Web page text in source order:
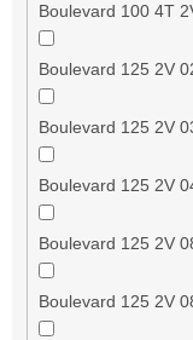
Boulevard 100 4T
Boulevard 125 2V
Boulevard 125 2V
Boulevard 125 2V
Boulevard 125 2V
Boulevard 125 2V